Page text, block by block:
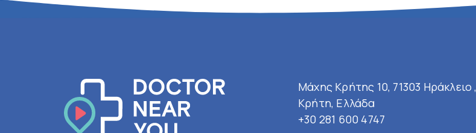
Μάχης Κρήτης 10, 71303 Ηράκλειο ,
Κρήτη, Ελλάδα
+30 281 600 4747